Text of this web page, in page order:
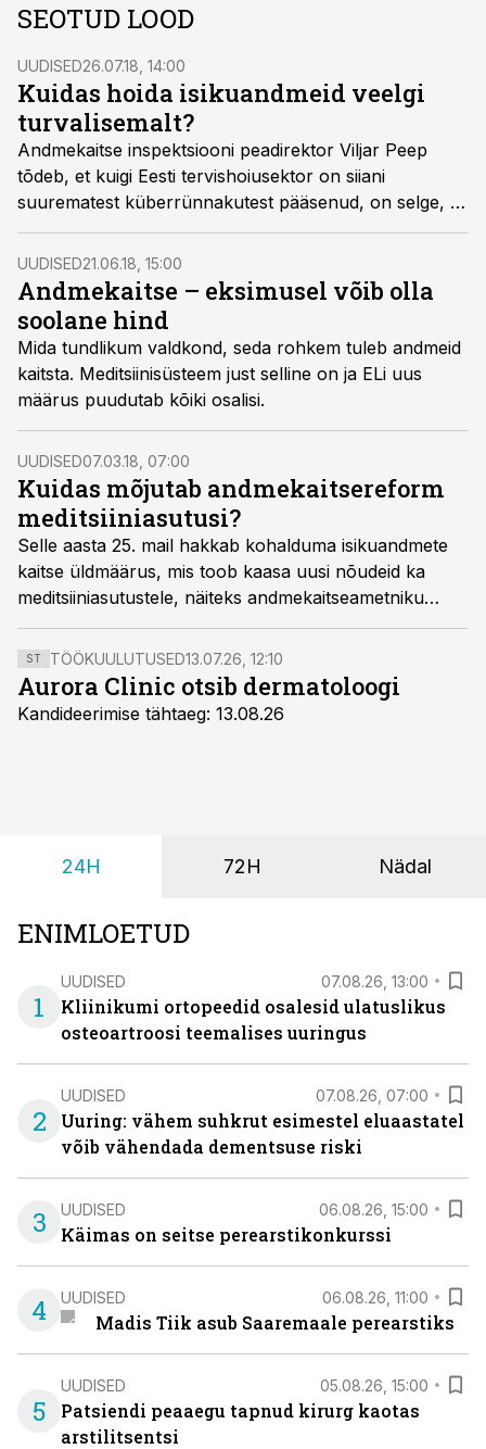
SEOTUD LOOD
UUDISED26.07.18, 14:00
Kuidas hoida isikuandmeid veelgi
turvalisemalt?
Andmekaitse inspektsiooni peadirektor Viljar Peep
tõdeb, et kuigi Eesti tervishoiusektor on siiani
suurematest küberrünnakutest pääsenud, on selge, et
nii see ei jää ja küberruumis olevat vara (isikuandmeid)
tuleb hoida sama hoolikalt kui füüsilisi väärisasju.
UUDISED21.06.18, 15:00
Andmekaitse – eksimusel võib olla
soolane hind
Mida tundlikum valdkond, seda rohkem tuleb andmeid
kaitsta. Meditsiinisüsteem just selline on ja ELi uus
määrus puudutab kõiki osalisi.
UUDISED07.03.18, 07:00
Kuidas mõjutab andmekaitsereform
meditsiiniasutusi?
Selle aasta 25. mail hakkab kohalduma isikuandmete
kaitse üldmäärus, mis toob kaasa uusi nõudeid ka
meditsiiniasutustele, näiteks andmekaitseametniku
määramise kohustus, andmetöötlusregistri pidamise
kohustus ja andmekaitsealase mõjuhinnangu
läbiviimise kohustus.
ST TÖÖKUULUTUSED13.07.26, 12:10
Aurora Clinic otsib dermatoloogi
Kandideerimise tähtaeg: 13.08.26
24H 72H Nädal
ENIMLOETUD
1
UUDISED 07.08.26, 13:00
Kliinikumi ortopeedid osalesid ulatuslikus
osteoartroosi teemalises uuringus
2
UUDISED 07.08.26, 07:00
Uuring: vähem suhkrut esimestel eluaastatel
võib vähendada dementsuse riski
3 UUDISED 06.08.26, 15:00
Käimas on seitse perearstikonkurssi
4 UUDISED 06.08.26, 11:00
Madis Tiik asub Saaremaale perearstiks
5
UUDISED 05.08.26, 15:00
Patsiendi peaaegu tapnud kirurg kaotas
arstilitsentsi